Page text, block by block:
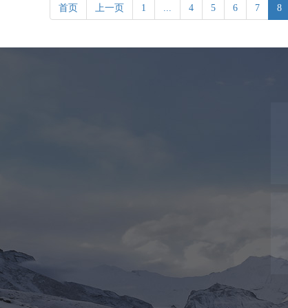
首页 上一页 1 ... 4 5 6 7 8